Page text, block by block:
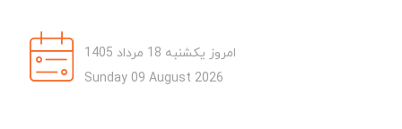
امروز یکشنبه 18 مرداد 1405
Sunday 09 August 2026